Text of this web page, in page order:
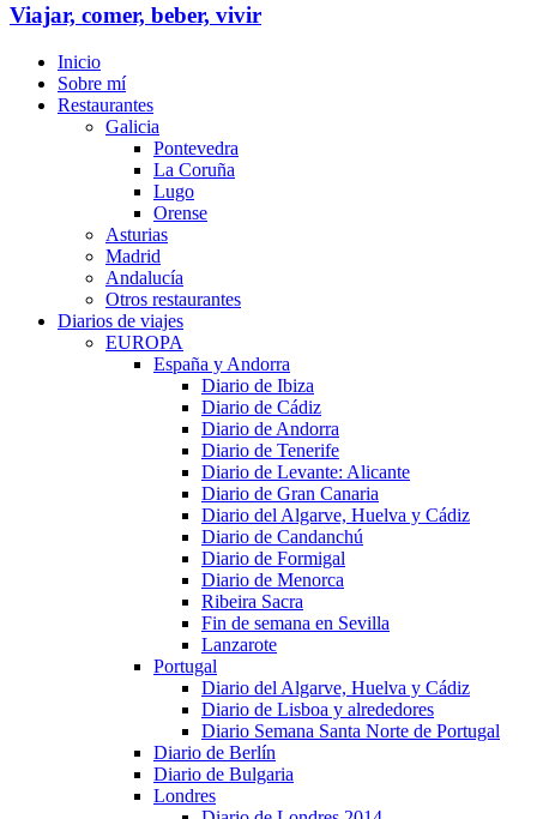
Viajar, comer, beber, vivir
Inicio
Sobre mí
Restaurantes
Galicia
Pontevedra
La Coruña
Lugo
Orense
Asturias
Madrid
Andalucía
Otros restaurantes
Diarios de viajes
EUROPA
España y Andorra
Diario de Ibiza
Diario de Cádiz
Diario de Andorra
Diario de Tenerife
Diario de Levante: Alicante
Diario de Gran Canaria
Diario del Algarve, Huelva y Cádiz
Diario de Candanchú
Diario de Formigal
Diario de Menorca
Ribeira Sacra
Fin de semana en Sevilla
Lanzarote
Portugal
Diario del Algarve, Huelva y Cádiz
Diario de Lisboa y alrededores
Diario Semana Santa Norte de Portugal
Diario de Berlín
Diario de Bulgaria
Londres